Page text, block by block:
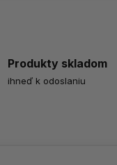
Produkty skladom
ihneď k odoslaniu